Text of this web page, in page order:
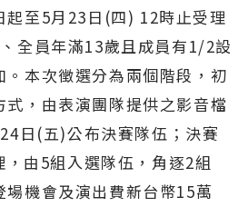
起至5月23日(四) 12時止受理
全員年滿13歲且成員有1/2設
。本次徵選分為兩個階段，初
，由表演團隊提供之影音檔
日(五)公布決賽隊伍；決賽
由5組入選隊伍，角逐2組
場機會及演出費新台幣15萬